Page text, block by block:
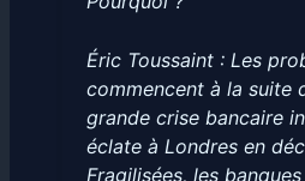
Éric Toussaint : Les
commencent à la suite
grande crise bancaire
éclate à Londres en
Fragilisées, les